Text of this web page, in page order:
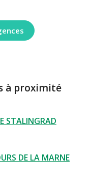
à proximité
STALINGRAD
DE LA MARNE